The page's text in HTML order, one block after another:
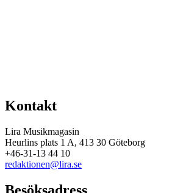
Kontakt
Lira Musikmagasin
Heurlins plats 1 A, 413 30 Göteborg
+46-31-13 44 10
redaktionen@lira.se